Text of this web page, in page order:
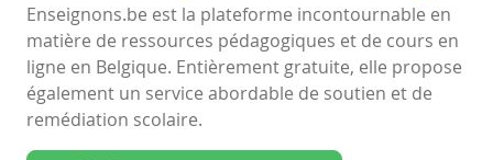
Enseignons.be est la plateforme incontournable en
matière de ressources pédagogiques et de cours en
ligne en Belgique. Entièrement gratuite, elle propose
également un service abordable de soutien et de
remédiation scolaire.